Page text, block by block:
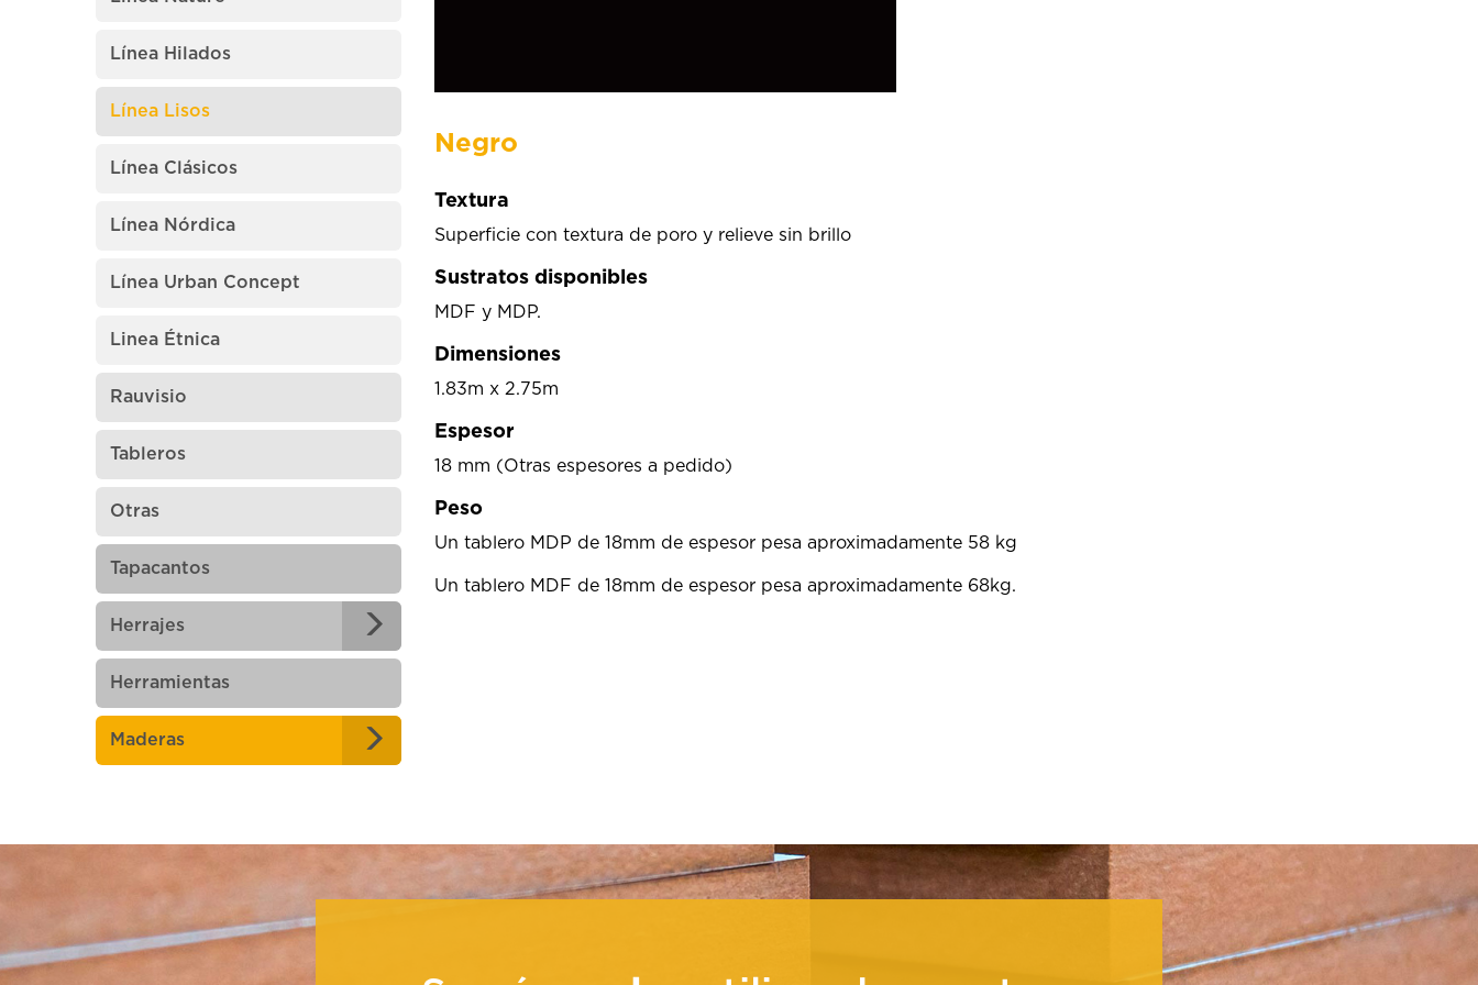
Línea Hilados
Línea Lisos
Línea Clásicos
Línea Nórdica
Línea Urban Concept
Linea Étnica
Rauvisio
Tableros
Otras
Tapacantos
Herrajes
Herramientas
Maderas
Negro
Textura
Superficie con textura de poro y relieve sin brillo
Sustratos disponibles
MDF y MDP.
Dimensiones
1.83m x 2.75m
Espesor
18 mm (Otras espesores a pedido)
Peso
Un tablero MDP de 18mm de espesor pesa aproximadamente 58 kg
Un tablero MDF de 18mm de espesor pesa aproximadamente 68kg.